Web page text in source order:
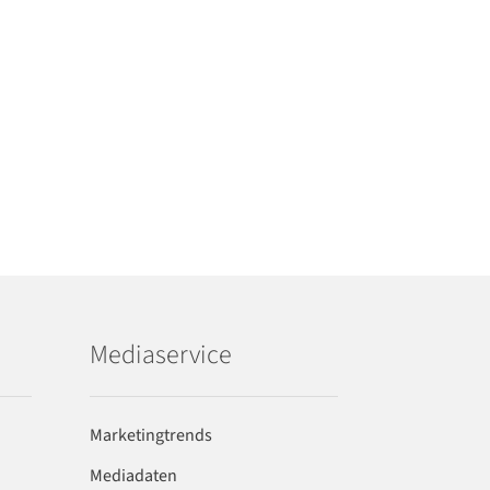
Mediaservice
Marketingtrends
Mediadaten